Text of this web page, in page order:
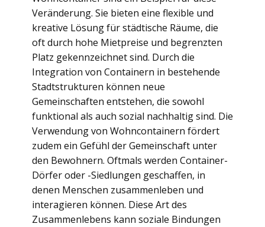
Veränderung. Sie bieten eine flexible und
kreative Lösung für städtische Räume, die
oft durch hohe Mietpreise und begrenzten
Platz gekennzeichnet sind. Durch die
Integration von Containern in bestehende
Stadtstrukturen können neue
Gemeinschaften entstehen, die sowohl
funktional als auch sozial nachhaltig sind. Die
Verwendung von Wohncontainern fördert
zudem ein Gefühl der Gemeinschaft unter
den Bewohnern. Oftmals werden Container-
Dörfer oder -Siedlungen geschaffen, in
denen Menschen zusammenleben und
interagieren können. Diese Art des
Zusammenlebens kann soziale Bindungen